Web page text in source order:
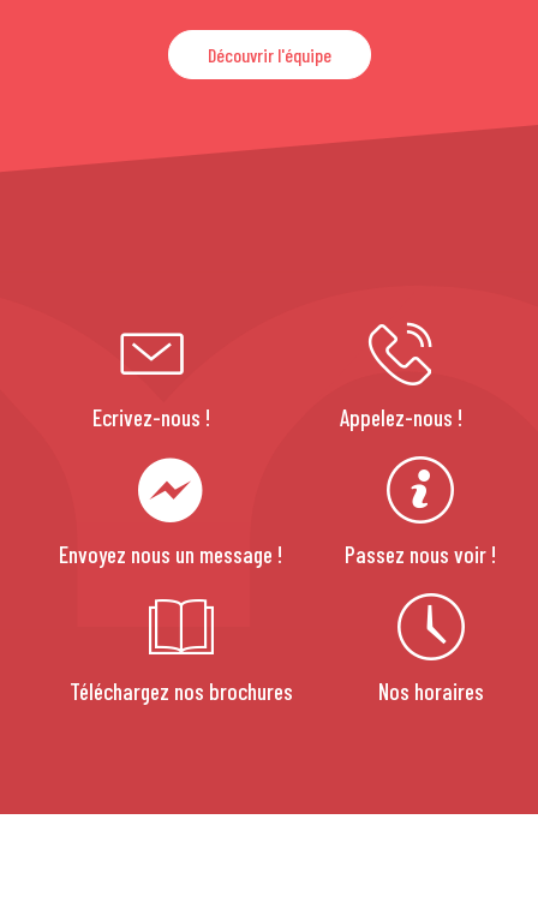
Découvrir l'équipe
Ecrivez-nous ! Appelez-nous !
Envoyez nous un message ! Passez nous voir !
Téléchargez nos brochures Nos horaires